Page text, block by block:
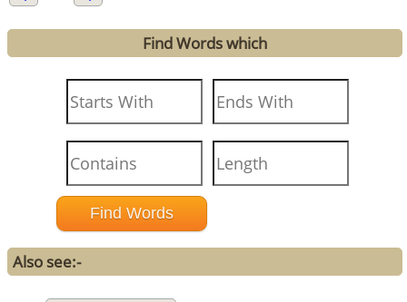
Find Words which
Also see:-